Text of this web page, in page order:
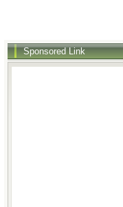
Sponsored Link